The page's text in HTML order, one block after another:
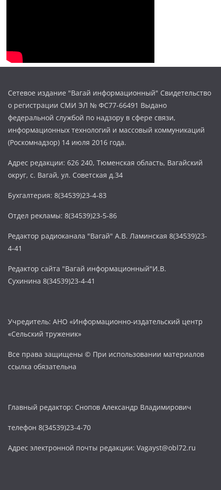
Сетевое издание "Вагай информационный" Свидетельство
о регистрации СМИ ЭЛ № ФС77-66491 Выдано
федеральной службой по надзору в сфере связи,
информационных технологий и массовый коммуникаций
(Роскомнадзор) 14 июля 2016 года.
Адрес редакции: 626 240, Тюменская область, Вагайский
округ, с. Вагай, ул. Советская д.34
Бухгалтерия: 8(34539)23-4-83
Отдел рекламы: 8(34539)23-5-86
Редактор радиоканала "Вагай" А.В. Ламинская 8(34539)23-
4-41
Редактор сайта "Вагай информационный"И.В.
Сухинина 8(34539)23-4-41
Учредитель: АНО «Информационно-издательский центр
«Сельский труженик»
Все права защищены © При использовании материалов
ссылка обязательна
Главный редактор: Снопов Александр Владимирович
телефон 8(34539)23-4-70
Адрес электронной почты редакции: Vagayst@obl72.ru